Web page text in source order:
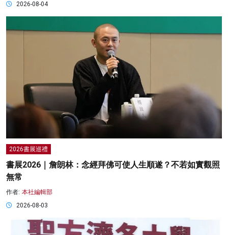
2026-08-04
2026書展巡禮
書展2026｜詹朗林：念經拜佛可使人生順遂？不若如實觀照
無常
作者: 本社編輯部
2026-08-03